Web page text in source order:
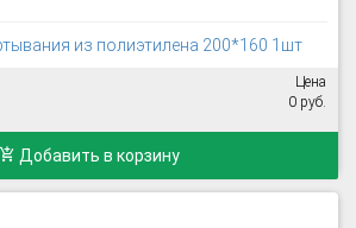
из полиэтилена 200*160 1шт
Цена
0 руб.
Добавить в корзину